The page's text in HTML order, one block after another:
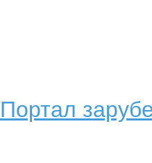
Портал